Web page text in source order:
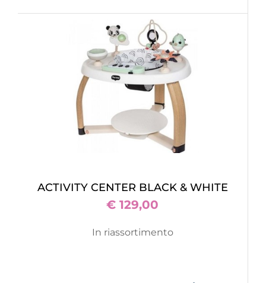
ACTIVITY CENTER BLACK & WHITE
€ 129,00
In riassortimento